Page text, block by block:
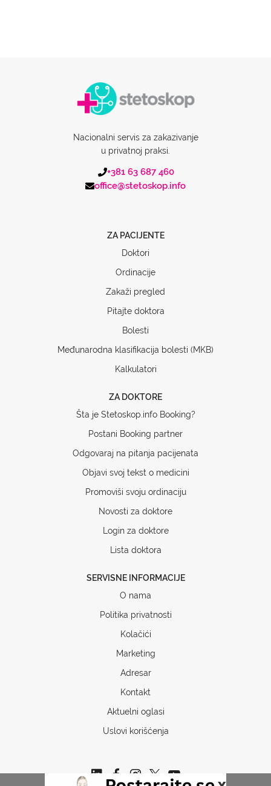
Nacionalni servis za zakazivanje
u privatnoj praksi.
+381 63 687 460
office@stetoskop.info
ZA PACIJENTE
Doktori
Ordinacije
Zakaži pregled
Pitajte doktora
Bolesti
Međunarodna klasifikacija bolesti (MKB)
Kalkulatori
ZA DOKTORE
Šta je Stetoskop.info Booking?
Postani Booking partner
Odgovaraj na pitanja pacijenata
Objavi svoj tekst o medicini
Promoviši svoju ordinaciju
Novosti za doktore
Login za doktore
Lista doktora
SERVISNE INFORMACIJE
O nama
Politika privatnosti
Kolačići
Marketing
Adresar
Kontakt
Aktuelni oglasi
Uslovi korišćenja